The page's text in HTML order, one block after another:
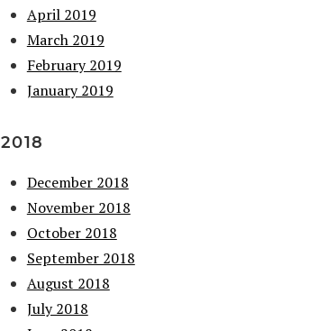
April 2019
March 2019
February 2019
January 2019
2018
December 2018
November 2018
October 2018
September 2018
August 2018
July 2018